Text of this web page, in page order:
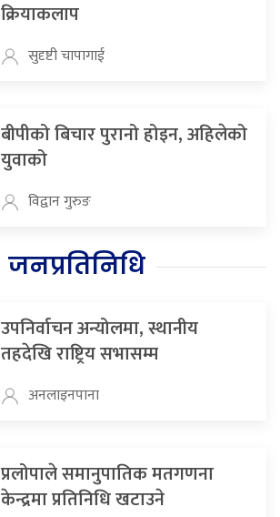
क्रियाकलाप
सुदृष्टी चापागाई
बीपीको बिचार पुरानो होइन, अहिलेको
युवाको
विद्वान गुरुङ
जनप्रतिनिधि
उपनिर्वाचन अन्योलमा, स्थानीय
तहदेखि राष्ट्रिय सभासम्म
अनलाइनपाना
प्रलोपाले समानुपातिक मतगणना
केन्द्रमा प्रतिनिधि खटाउने